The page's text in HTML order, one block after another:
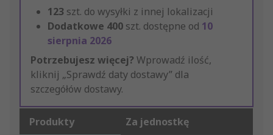
123 szt. do wysyłki z innej lokalizacji
Dodatkowe 400 szt. dostępne od 10
sierpnia 2026
Potrzebujesz więcej? Wprowadź ilość,
kliknij „Sprawdź daty dostawy” dla
szczegółów dostawy.
Produkty Za jednostkę